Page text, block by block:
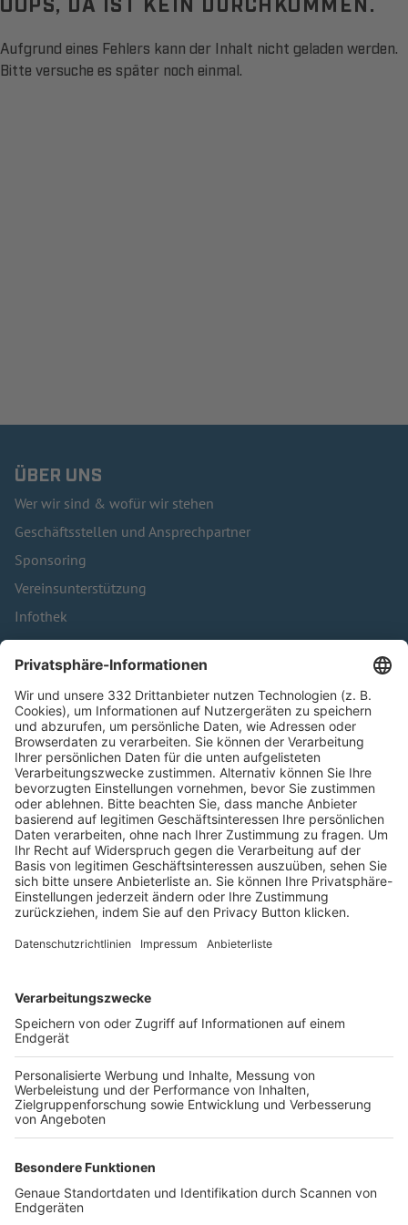
Aufgrund eines Fehlers kann der Inhalt nicht geladen werden.
Bitte versuche es später noch einmal.
ÜBER UNS
Wer wir sind & wofür wir stehen
Geschäftsstellen und Ansprechpartner
Sponsoring
Vereinsunterstützung
Infothek
Kontakt
HÄUFIG BESUCHTE SEITEN
Pässe und Vereinswechsel
Trainerausbildung
Schulungsangebot Vereinsmitarbeiter
BFV-Geschäftsstellen
Trainerbörse
Login SpielPlus
FOLGE DEM BFV
TOP-VEREINE
TOP-PARTNER